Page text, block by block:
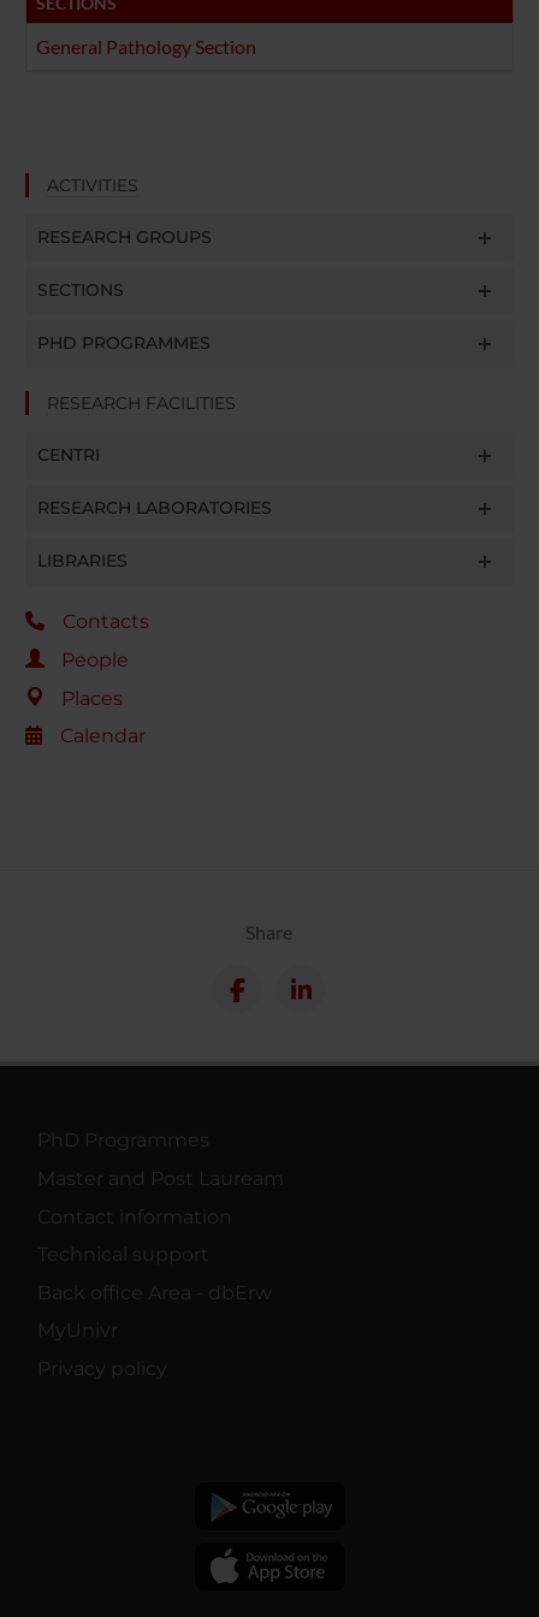
General Pathology Section
ACTIVITIES
RESEARCH GROUPS
SECTIONS
PHD PROGRAMMES
RESEARCH FACILITIES
CENTRI
RESEARCH LABORATORIES
LIBRARIES
Contacts
People
Places
Calendar
Share
PhD Programmes
Master and Post Lauream
Contact information
Technical support
Back office Area - dbErw
MyUnivr
Privacy policy